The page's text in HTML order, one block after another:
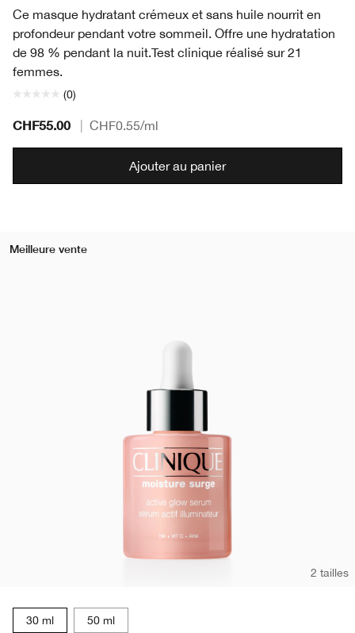
Ce masque hydratant crémeux et sans huile nourrit en
profondeur pendant votre sommeil. Offre une hydratation
de 98 % pendant la nuit.Test clinique réalisé sur 21
femmes.
(0)
CHF55.00 CHF0.55/ml
Ajouter au panier
Meilleure vente
2 tailles
30 ml 50 ml